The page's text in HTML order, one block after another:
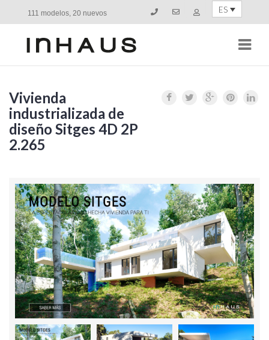
111 modelos, 20 nuevos ES
Vivienda
industrializada de
diseño Sitges 4D 2P
2.265